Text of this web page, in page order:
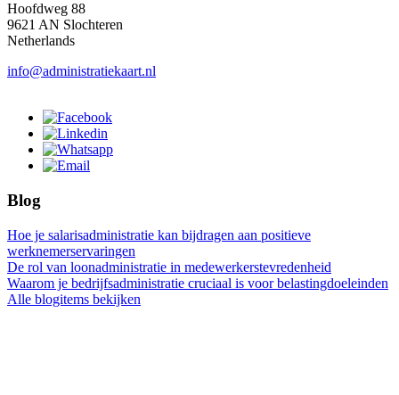
Hoofdweg 88
9621 AN Slochteren
Netherlands
info@administratiekaart.nl
Blog
Hoe je salarisadministratie kan bijdragen aan positieve
werknemerservaringen
De rol van loonadministratie in medewerkerstevredenheid
Waarom je bedrijfsadministratie cruciaal is voor belastingdoeleinden
Alle blogitems bekijken